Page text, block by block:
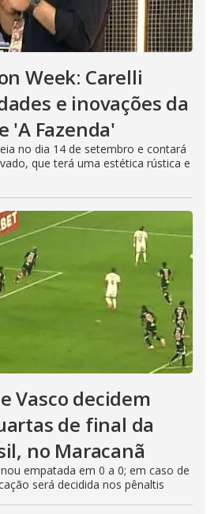
Week: Carelli
e inovações da
'A Fazenda'
no dia 14 de setembro e contará
que terá uma estética rústica e
Vasco decidem
de final da
no Maracanã
empatada em 0 a 0; em caso de
será decidida nos pênaltis